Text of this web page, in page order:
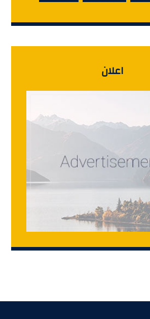
اعلان